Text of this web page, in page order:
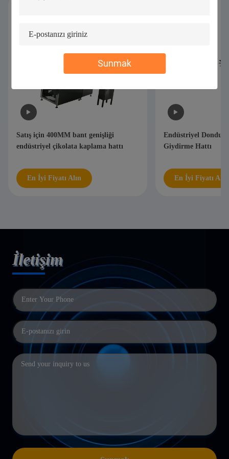
Sunmak
Endüstriyel Dondurma Tüneli Çikolata
Giydirme Hattı
En İyi Fiyatı Alın
Eritme tanklı
Çikolata Kaplama
En İyi Fiyatı Alın
İletişim